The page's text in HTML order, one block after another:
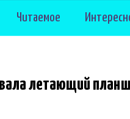
Читаемое
летающий